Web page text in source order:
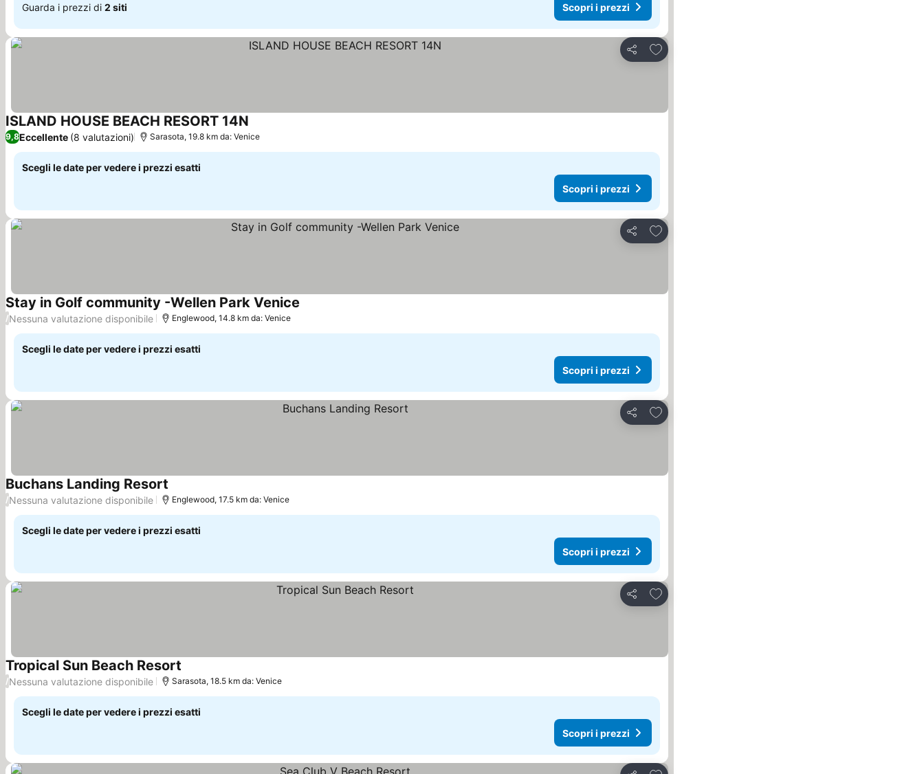
Guarda i prezzi di 2 siti Scopri i prezzi
Condividi
Aggiungi ai preferiti
ISLAND HOUSE BEACH RESORT 14N
9,8Eccellente (8 valutazioni) Sarasota, 19.8 km da: Venice
Scegli le date per vedere i prezzi esatti
Scopri i prezzi
Condividi
Aggiungi ai preferiti
Stay in Golf community -Wellen Park Venice
/Nessuna valutazione disponibile Englewood, 14.8 km da: Venice
Scegli le date per vedere i prezzi esatti
Scopri i prezzi
Condividi
Aggiungi ai preferiti
Buchans Landing Resort
/Nessuna valutazione disponibile Englewood, 17.5 km da: Venice
Scegli le date per vedere i prezzi esatti
Scopri i prezzi
Condividi
Aggiungi ai preferiti
Tropical Sun Beach Resort
/Nessuna valutazione disponibile Sarasota, 18.5 km da: Venice
Scegli le date per vedere i prezzi esatti
Scopri i prezzi